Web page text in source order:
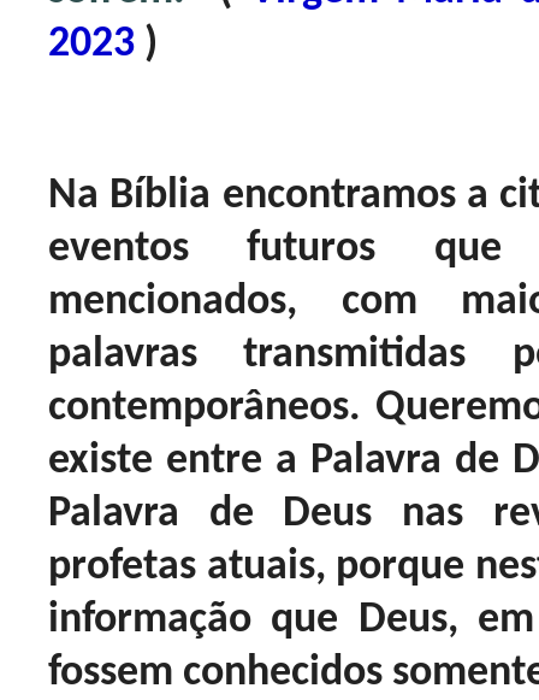
2023 )
Na Bíblia encontramos a
eventos futuros
mencionados, com
palavras transmitidas
contemporâneos.
existe entre a Palavra de
Palavra de Deus nas
profetas atuais, porque
informação que Deus,
fossem conhecidos